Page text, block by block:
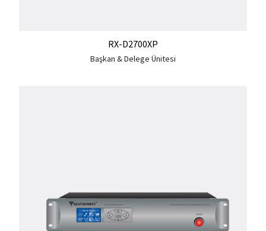
RX-D2700XP
Başkan & Delege Ünitesi